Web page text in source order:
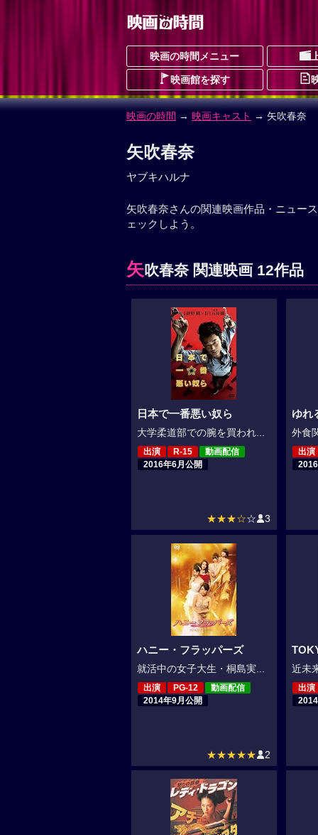
映画の時間メニュー
映画館を探す
映画の時間 → 映画キャスト → 矢吹春奈
矢吹春奈
ヤブキハルナ
矢吹春奈さんの関連映画作品・ニュー
ェックしよう。
矢吹春奈 関連映画 12作品
日本で一番悪い奴ら
大学柔道部での腕を買われ...
出演 R-15
動画配信
2016年6月公開
★★★☆☆ 3
ゆれ
外食
出演
ハニー・フラッパーズ
就活中の女子大生・桐島実...
出演 PG-12
動画配信
2014年9月公開
★★★★★ 2
近未
出演